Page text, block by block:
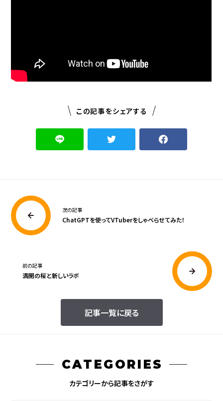
この記事をシェアする
次の記事
ChatGPTを使ってVTuberをしゃべらせてみた！
記事一覧に戻る
前の記事
満開の桜と新しいラボ
CATEGORIES
カテゴリーから記事をさがす